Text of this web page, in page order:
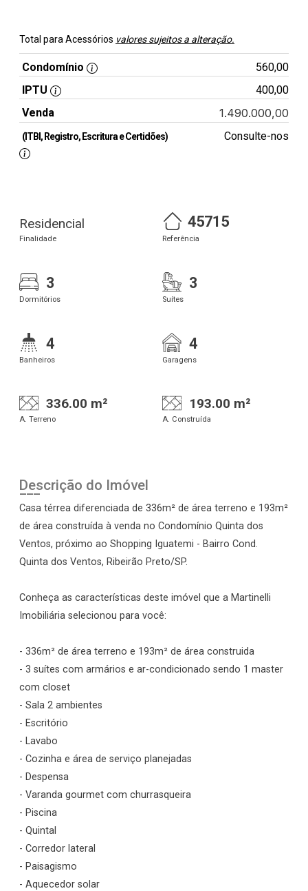
Total para Acessórios valores sujeitos a alteração.
Condomínio
560,00
IPTU
400,00
Venda
1.490.000,00
(ITBI, Registro, Escritura e Certidões) Consulte-nos
Residencial
Finalidade
45715
Referência
3
Dormitórios
3
Suítes
4
Banheiros
4
Garagens
336.00 m²
A. Terreno
193.00 m²
A. Construída
Descrição do Imóvel
Casa térrea diferenciada de 336m² de área terreno e 193m²
de área construída à venda no Condomínio Quinta dos
Ventos, próximo ao Shopping Iguatemi - Bairro Cond.
Quinta dos Ventos, Ribeirão Preto/SP.
Conheça as características deste imóvel que a Martinelli
Imobiliária selecionou para você:
- 336m² de área terreno e 193m² de área construida
- 3 suítes com armários e ar-condicionado sendo 1 master
com closet
- Sala 2 ambientes
- Escritório
- Lavabo
- Cozinha e área de serviço planejadas
- Despensa
- Varanda gourmet com churrasqueira
- Piscina
- Quintal
- Corredor lateral
- Paisagismo
- Aquecedor solar